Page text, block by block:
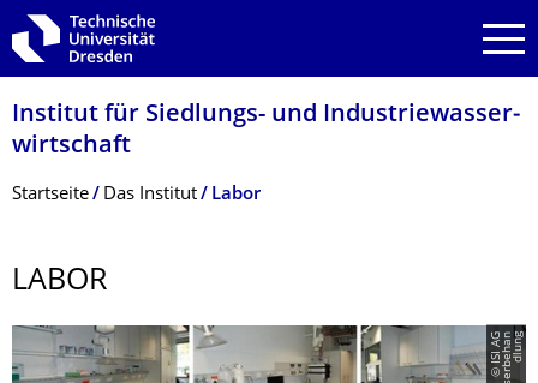
Zur Hauptnavigation springen
Zur Suche springen
Zum Inhalt springen
Institut für Siedlungs- und Industriewasser­
wirtschaft
Breadcrumb-Menü
Startseite Das Institut Labor
LABOR
©
I
S
I
A
G
A
b
w
a
s
s
e
r
b
e
h
a
n
d
l
u
n g